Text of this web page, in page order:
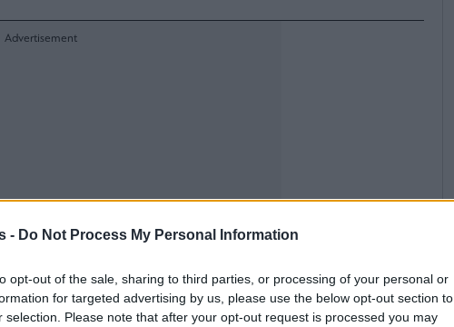
- Do Not Process My Personal Information
opt-out of the sale, sharing to third parties, or processing of your personal or
for targeted advertising by us, please use the below opt-out section to
selection. Please note that after your opt-out request is processed you may